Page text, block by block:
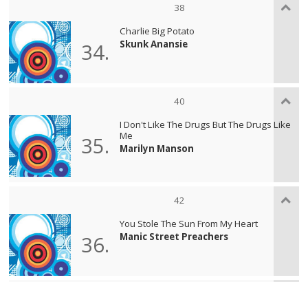
38
34.
Charlie Big Potato
Skunk Anansie
40
35.
I Don't Like The Drugs But The Drugs Like
Me
Marilyn Manson
42
36.
You Stole The Sun From My Heart
Manic Street Preachers